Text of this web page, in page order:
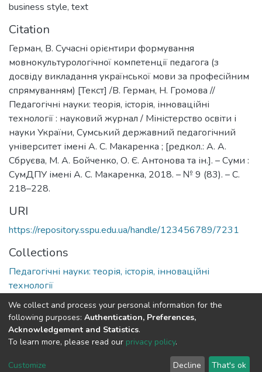
business style, text
Citation
Герман, В. Сучасні орієнтири формування
мовнокультурологічної компетенції педагога (з
досвіду викладання української мови за професійним
спрямуванням) [Текст] /В. Герман, Н. Громова //
Педагогічні науки: теорія, історія, інноваційні
технології : науковий журнал / Міністерство освіти і
науки України, Сумський державний педагогічний
університет імені А. С. Макаренка ; [редкол.: А. А.
Сбруєва, М. А. Бойченко, О. Є. Антонова та ін.]. – Суми :
СумДПУ імені А. С. Макаренка, 2018. – № 9 (83). – С.
218–228.
URI
https://repository.sspu.edu.ua/handle/123456789/7231
Collections
Педагогічні науки: теорія, історія, інноваційні
технології
Full item page Google Scholar
DSpace software and SSPU named after A.S. Makarenko
LYRASIS
We collect and process your personal information for the
following purposes: Authentication, Preferences,
Acknowledgement and Statistics.
To learn more, please read our privacy policy.
Customize Decline That's ok